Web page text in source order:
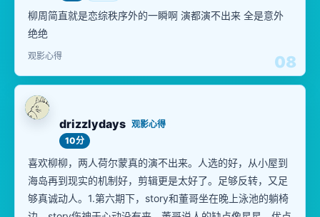
08
柳周简直就是恋综秩序外的一瞬啊 演都演不出来 全是意外
绝绝
观影心得
drizzlydays 观影心得
10分
喜欢柳柳，两人荷尔蒙真的演不出来。人选的好，从小屋到
海岛再到现实的机制好，剪辑更是太好了。足够反转，又足
够真诚动人。1.第六期下，story和董哥坐在晚上泳池的躺椅